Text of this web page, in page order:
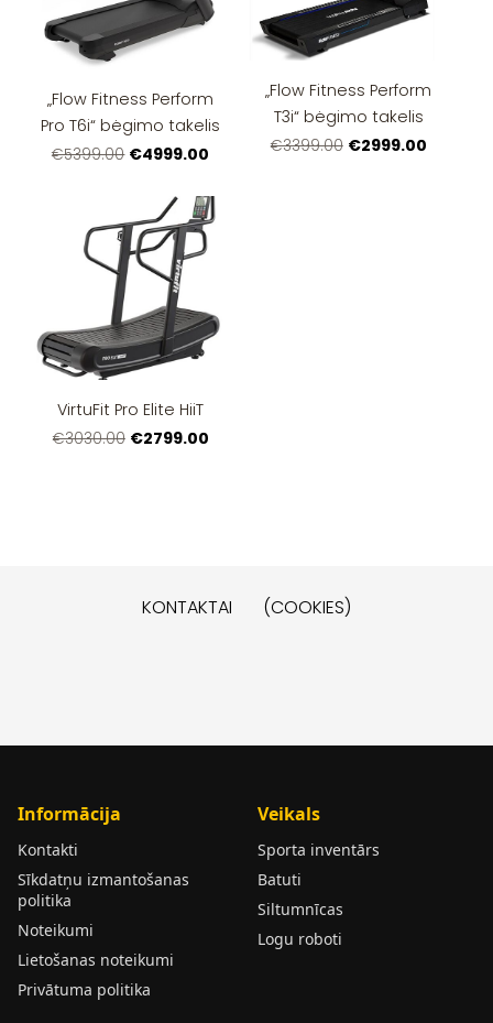
„Flow Fitness Perform
Pro T6i“ bėgimo takelis
€5399.00 €4999.00
„Flow Fitness Perform
T3i“ bėgimo takelis
€3399.00 €2999.00
VirtuFit Pro Elite HiiT
€3030.00 €2799.00
KONTAKTAI (COOKIES)
Informācija
Kontakti
Sīkdatņu izmantošanas
politika
Noteikumi
Lietošanas noteikumi
Privātuma politika
Veikals
Sporta inventārs
Batuti
Siltumnīcas
Logu roboti